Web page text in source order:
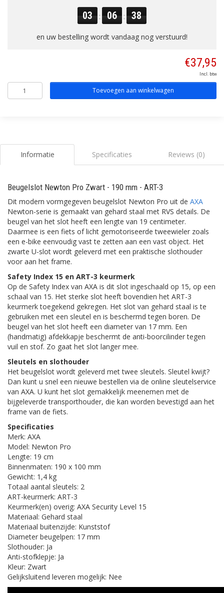
03 : 06 : 37
en uw bestelling wordt vandaag nog verstuurd!
€37,95
Incl. btw
Toevoegen aan winkelwagen
Informatie Specificaties Reviews (0)
Beugelslot Newton Pro Zwart - 190 mm - ART-3
Dit modern vormgegeven beugelslot Newton Pro uit de AXA
Newton-serie is gemaakt van gehard staal met RVS details. De
beugel van het slot heeft een lengte van 19 centimeter.
Daarmee is een fiets of licht gemotoriseerde tweewieler zoals
een e-bike eenvoudig vast te zetten aan een vast object. Het
zwarte U-slot wordt geleverd met een praktische slothouder
voor aan het frame.
Safety Index 15 en ART-3 keurmerk
Op de Safety Index van AXA is dit slot ingeschaald op 15, op een
schaal van 15. Het sterke slot heeft bovendien het ART-3
keurmerk toegekend gekregen. Het slot van gehard staal is te
gebruiken met een sleutel en is beschermd tegen boren. De
beugel van het slot heeft een diameter van 17 mm. Een
(handmatig) afdekkapje beschermt de anti-boorcilinder tegen
vuil en stof. Zo gaat het slot langer mee.
Sleutels en slothouder
Het beugelslot wordt geleverd met twee sleutels. Sleutel kwijt?
Dan kunt u snel een nieuwe bestellen via de online sleutelservice
van AXA. U kunt het slot gemakkelijk meenemen met de
bijgeleverde transporthouder, die kan worden bevestigd aan het
frame van de fiets.
Specificaties
Merk: AXA
Model: Newton Pro
Lengte: 19 cm
Binnenmaten: 190 x 100 mm
Gewicht: 1,4 kg
Totaal aantal sleutels: 2
ART-keurmerk: ART-3
Keurmerk(en) overig: AXA Security Level 15
Materiaal: Gehard staal
Materiaal buitenzijde: Kunststof
Diameter beugelpen: 17 mm
Slothouder: Ja
Anti-stofklepje: Ja
Kleur: Zwart
Gelijksluitend leveren mogelijk: Nee